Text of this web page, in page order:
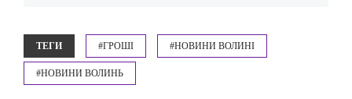
ТЕГИ #ГРОШІ #НОВИНИ ВОЛИНІ
#НОВИНИ ВОЛИНЬ